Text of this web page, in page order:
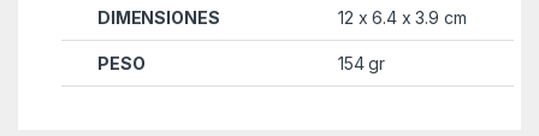
DIMENSIONES 12 x 6.4 x 3.9 cm
PESO 154 gr